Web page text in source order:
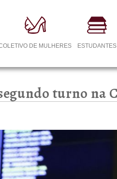
DE MULHERES ESTUDANTES
turno na